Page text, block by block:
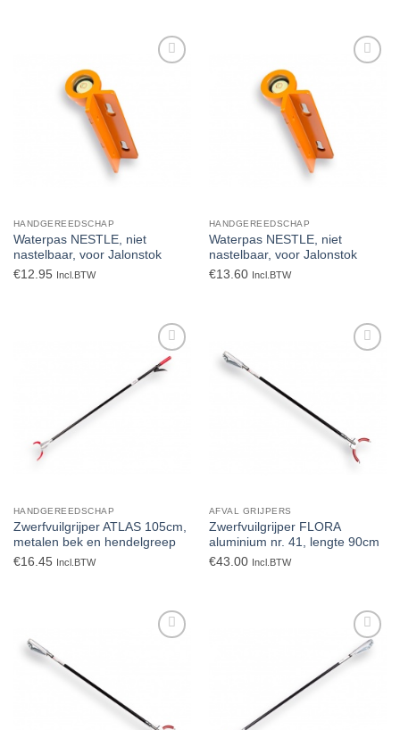
HANDGEREEDSCHAP
Waterpas NESTLE, niet
nastelbaar, voor Jalonstok
€12.95 Incl.BTW
HANDGEREEDSCHAP
Waterpas NESTLE, niet
nastelbaar, voor Jalonstok
€13.60 Incl.BTW
Toevoegen
aan
verlanglijst
HANDGEREEDSCHAP
Zwerfvuilgrijper ATLAS 105cm,
metalen bek en hendelgreep
€16.45 Incl.BTW
AFVAL GRIJPERS
Zwerfvuilgrijper FLORA
aluminium nr. 41, lengte 90cm
€43.00 Incl.BTW
Toevoegen
aan
verlanglijst